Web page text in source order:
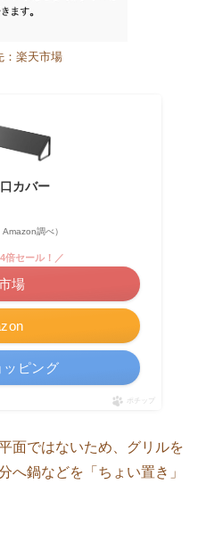
：楽天市場
カバー
調べ）
倍セール！／
場
ッピング
ポチップ
面ではないため、グリルを
へ鍋などを「ちょい置き」